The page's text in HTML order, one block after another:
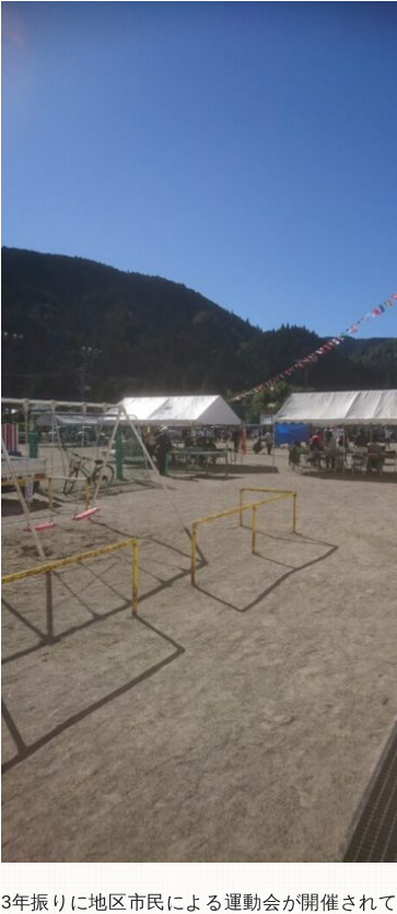
3年振りに地区市民による運動会が開催されて